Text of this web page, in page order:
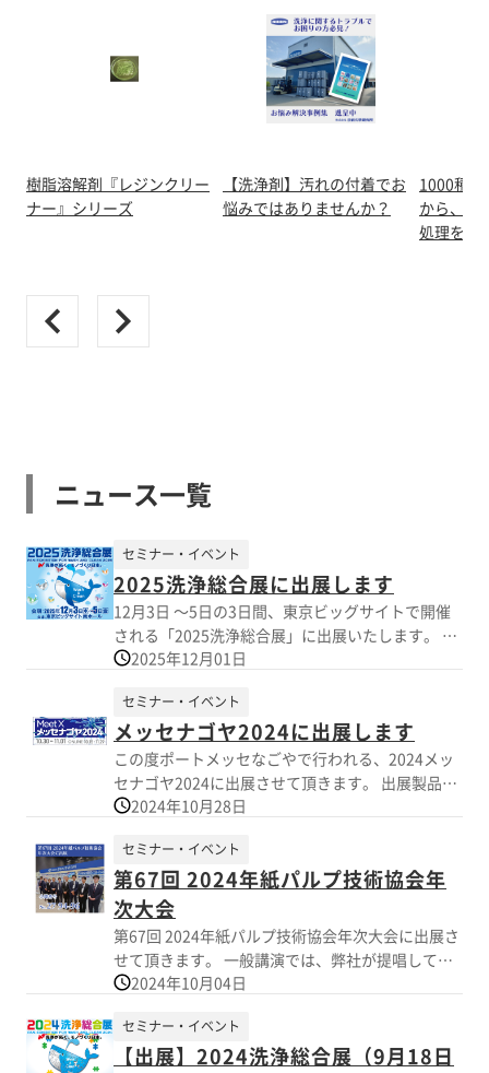
樹脂溶解剤『レジンクリー
ナー』シリーズ
【洗浄剤】汚れの付着でお
悩みではありませんか？
1000種
から、お
処理をご
ニュース一覧
2025洗浄総合展に出展します
セミナー・イベント
12月3日 ～5日の3日間、東京ビッグサイトで開催
される「2025洗浄総合展」に出展いたします。 弊
社からは、シリコーンオイル用洗浄剤 (酸性・アル
消泡剤などを展示予定です。 皆様のご来場を、心
よりお待ちしております。
2025年12月01日
メッセナゴヤ2024に出展します
セミナー・イベント
この度ポートメッセなごやで行われる、2024メッ
セナゴヤ2024に出展させて頂きます。 出展製品：
シリコーン溶解剤・洗浄剤、ランドリー用洗浄
剤、消泡剤など 皆様のご来場を心よりお待ちして
おります。
2024年10月28日
第67回 2024年紙パルプ技術協会年
次大会
セミナー・イベント
第67回 2024年紙パルプ技術協会年次大会に出展さ
せて頂きます。 一般講演では、弊社が提唱してい
る、NISSIN-ピッチコントロールメソッド
性と品質の向上、作業環境改善の取り組みについ
て報告します。 皆様のご来場を心よりお待ちして
2024年10月04日
【出展】2024洗浄総合展（9月18日
セミナー・イベント